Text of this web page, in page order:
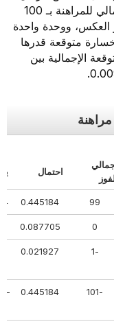
الأساسي. يوضح الجدول التالي التأثير الإجمالي للمراهنة بـ 100
العكس، ووحدة واحدة
متوقعة قدرها
الإجمالية بين
احتمال
99
0.445184
0.087705
0.021927
0.445184